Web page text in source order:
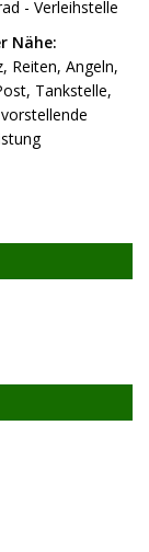
- Verleihstelle
Nähe:
Reiten, Angeln,
Tankstelle,